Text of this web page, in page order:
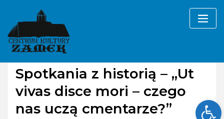
content
Bez kategorii
Spotkania z historią – „Ut
vivas disce mori – czego
nas uczą cmentarze?”